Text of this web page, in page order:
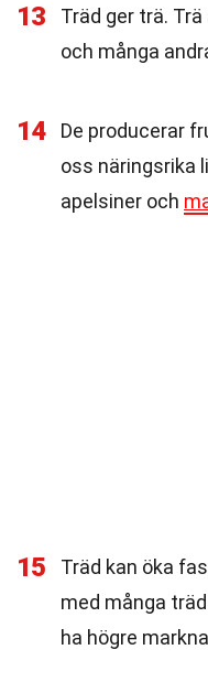
13
Träd ger trä.
och många
14
De producerar
oss näringsrika
apelsiner och
15
Träd kan öka
med många
ha högre